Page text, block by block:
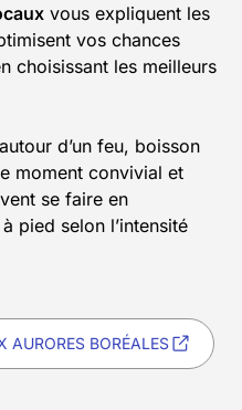
vous expliquent les
vos chances
choisissant les meilleurs
d’un feu, boisson
moment convivial et
se faire en
pied selon l’intensité
AURORES BORÉALES